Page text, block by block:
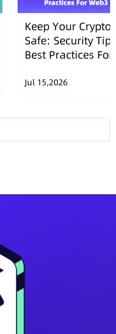
Keep Your Crypto
Safe: Security
Best Practices For
Jul 15,2026